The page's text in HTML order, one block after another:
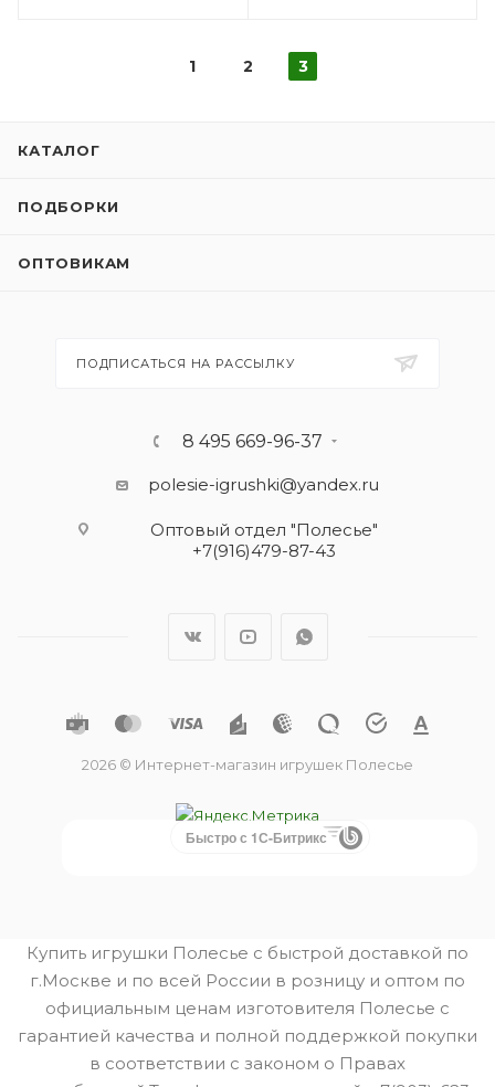
1 2 3
КАТАЛОГ
ПОДБОРКИ
ОПТОВИКАМ
ПОДПИСАТЬСЯ НА РАССЫЛКУ
8 495 669-96-37
polesie-igrushki@yandex.ru
Оптовый отдел "Полесье"
+7(916)479-87-43
2026 © Интернет-магазин игрушек Полесье
Быстро с 1С-Битрикс
Купить игрушки Полесье с быстрой доставкой по
г.Москве и по всей России в розницу и оптом по
официальным ценам изготовителя Полесье с
гарантией качества и полной поддержкой покупки
в соответствии с законом о Правах